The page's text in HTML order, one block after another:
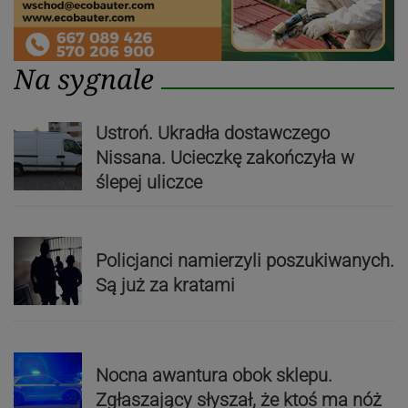
Na sygnale
Ustroń. Ukradła dostawczego
Nissana. Ucieczkę zakończyła w
ślepej uliczce
Policjanci namierzyli poszukiwanych.
Są już za kratami
Nocna awantura obok sklepu.
Zgłaszający słyszał, że ktoś ma nóż